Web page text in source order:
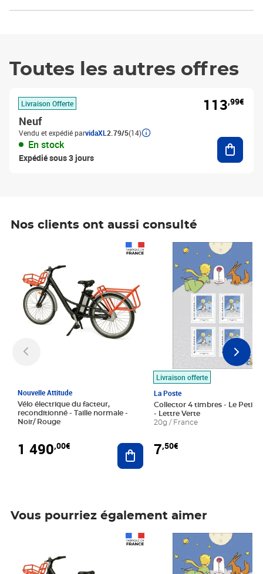
Toutes les autres offres
Livraison Offerte
Neuf
Vendu et expédié parvidaXL 2.79/5(14)
En stock
Expédié sous 3 jours
113,99€
Nos clients ont aussi consulté
Nouvelle Attitude
Vélo électrique du facteur,
reconditionné - Taille normale -
Noir/ Rouge
1 490,00€ Ajouter au panier
Livraison offerte
La Poste
Collector 4 timbres - Le Petit
- Lettre Verte
20g / France
7,50€
Prix 7,50€
Vous pourriez également aimer
Prix 7,50€